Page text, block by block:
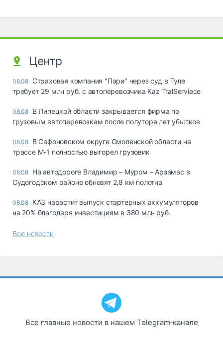
Центр
08.08 Страховая компания "Пари" через суд в Туле
требует 29 млн руб. с автоперевозчика Kaz TralServiece
08.08 В Липецкой области закрывается фирма по
грузовым автоперевозкам после полутора лет убытков
08.08 В Сафоновском округе Смоленской области на
трассе М-1 полностью выгорел грузовик
08.08 На автодороге Владимир – Муром – Арзамас в
Судогодском районе обновят 2,8 км полотна
08.08 КАЗ нарастит выпуск стартерных аккумуляторов
на 20% благодаря инвестициям в 380 млн руб.
Все новости
Все главные новости в нашем Telegram‑канале